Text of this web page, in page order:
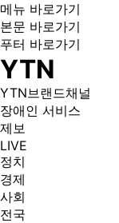
메뉴 바로가기
본문 바로가기
푸터 바로가기
YTN
YTN브랜드채널
장애인 서비스
제보
LIVE
정치
경제
사회
전국